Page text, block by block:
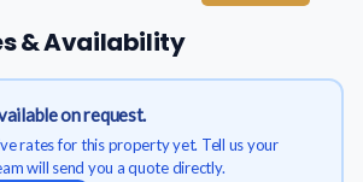
& Availability
on request.
rates for this property yet. Tell us your
will send you a quote directly.